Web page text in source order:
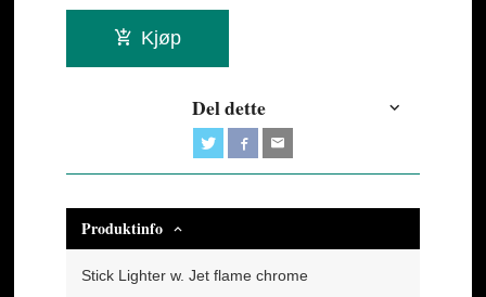
Kjøp
Del dette
Produktinfo
Stick Lighter w. Jet flame chrome